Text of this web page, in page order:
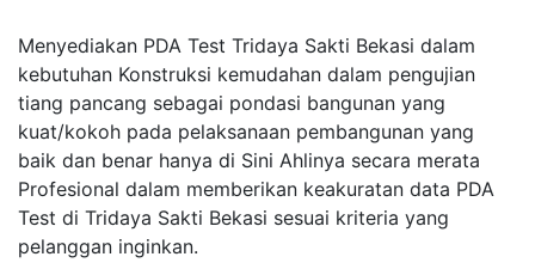
Menyediakan PDA Test Tridaya Sakti Bekasi dalam
kebutuhan Konstruksi kemudahan dalam pengujian
tiang pancang sebagai pondasi bangunan yang
kuat/kokoh pada pelaksanaan pembangunan yang
baik dan benar hanya di Sini Ahlinya secara merata
Profesional dalam memberikan keakuratan data PDA
Test di Tridaya Sakti Bekasi sesuai kriteria yang
pelanggan inginkan.